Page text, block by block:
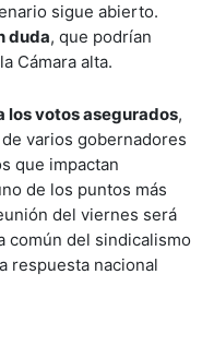
sigue abierto.
duda, que podrían
Cámara alta.
los votos asegurados,
varios gobernadores
que impactan
de los puntos más
del viernes será
común del sindicalismo
respuesta nacional